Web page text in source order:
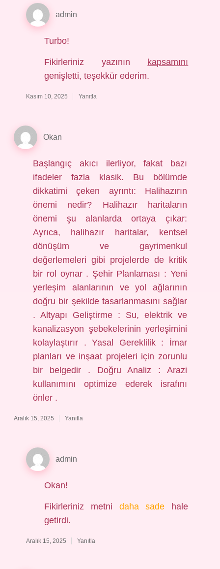
admin
Turbo!
Fikirleriniz yazının kapsamını
genişletti, teşekkür ederim.
Kasım 10, 2025 Yanıtla
Okan
Başlangıç akıcı ilerliyor, fakat bazı
ifadeler fazla klasik. Bu bölümde
dikkatimi çeken ayrıntı: Halihazırın
önemi nedir? Halihazır haritaların
önemi şu alanlarda ortaya çıkar:
Ayrıca, halihazır haritalar, kentsel
dönüşüm ve gayrimenkul
değerlemeleri gibi projelerde de kritik
bir rol oynar . Şehir Planlaması : Yeni
yerleşim alanlarının ve yol ağlarının
doğru bir şekilde tasarlanmasını sağlar
. Altyapı Geliştirme : Su, elektrik ve
kanalizasyon şebekelerinin yerleşimini
kolaylaştırır . Yasal Gereklilik : İmar
planları ve inşaat projeleri için zorunlu
bir belgedir . Doğru Analiz : Arazi
kullanımını optimize ederek israfını
önler .
Aralık 15, 2025 Yanıtla
admin
Okan!
Fikirleriniz metni daha sade hale
getirdi.
Aralık 15, 2025 Yanıtla